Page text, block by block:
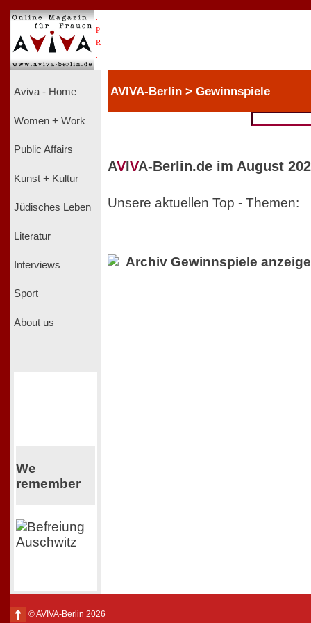
P
R
Aviva - Home
Women + Work
Public Affairs
Kunst + Kultur
Jüdisches Leben
Literatur
Interviews
Sport
About us
We
remember
AVIVA-Berlin > Gewinnspiele
AVIVA-Berlin.de im August
Unsere aktuellen Top - Themen:
Archiv Gewinnspiele
© AVIVA-Berlin 2026